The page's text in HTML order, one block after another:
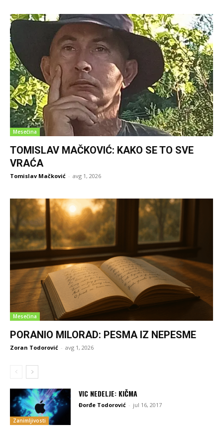
Mesečina
TOMISLAV MAČKOVIĆ: KAKO SE TO SVE
VRAĆA
Tomislav Mačković - avg 1, 2026
Mesečina
PORANIO MILORAD: PESMA IZ NEPESME
Zoran Todorović - avg 1, 2026
Zanimljivosti
VIC NEDELJE: KIČMA
Đorđe Todorović - jul 16, 2017